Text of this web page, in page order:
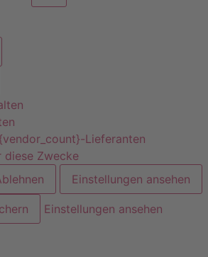
Lieferanten
diese Zwecke
Einstellungen ansehen
Einstellungen ansehen